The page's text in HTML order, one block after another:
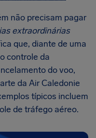
não precisam pagar
extraordinárias
que, diante de uma
controle da
do voo,
da Air Caledonie
típicos incluem
de tráfego aéreo.